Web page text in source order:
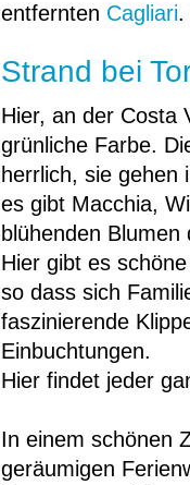
entfernten Cagliari.
Strand bei
Hier, an der Costa
grünliche Farbe.
herrlich, sie gehen
es gibt Macchia,
blühenden
Hier gibt es
so dass sich
faszinierende
Einbuchtungen.
Hier findet jeder
In einem schönen
geräumigen